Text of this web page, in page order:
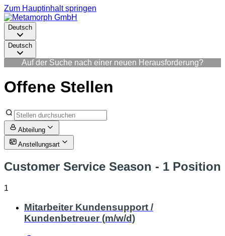
Zum Hauptinhalt springen
Deutsch
Deutsch
Auf der Suche nach einer neuen Herausforderung?
Offene Stellen
Abteilung
Anstellungsart
Customer Service Season - 1 Position
1
Mitarbeiter Kundensupport /
Kundenbetreuer (m/w/d)